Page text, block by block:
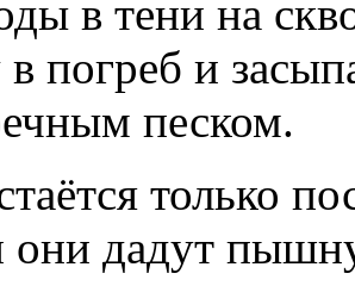
в тени на
погреб и
песком.
только
они дадут